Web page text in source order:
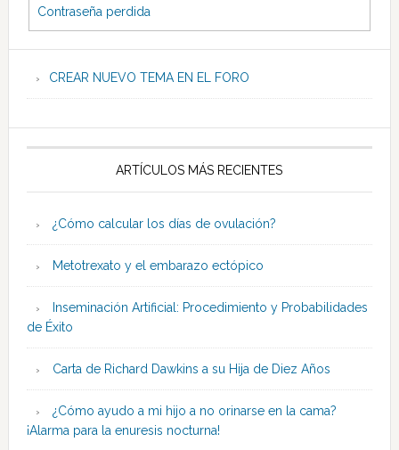
Contraseña perdida
CREAR NUEVO TEMA EN EL FORO
ARTÍCULOS MÁS RECIENTES
¿Cómo calcular los días de ovulación?
Metotrexato y el embarazo ectópico
Inseminación Artificial: Procedimiento y Probabilidades
de Éxito
Carta de Richard Dawkins a su Hija de Diez Años
¿Cómo ayudo a mi hijo a no orinarse en la cama?
¡Alarma para la enuresis nocturna!